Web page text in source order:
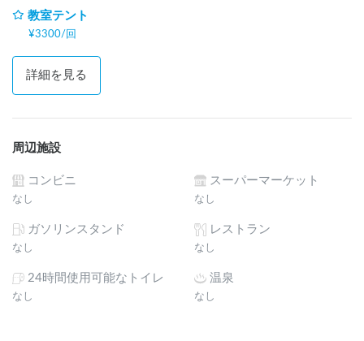
教室テント
¥3300/回
詳細を見る
周辺施設
コンビニ
なし
スーパーマーケット
なし
ガソリンスタンド
なし
レストラン
なし
24時間使用可能なトイレ
なし
温泉
なし